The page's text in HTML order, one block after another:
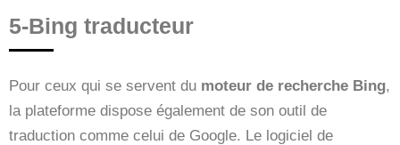
5-Bing traducteur
Pour ceux qui se servent du moteur de recherche Bing,
la plateforme dispose également de son outil de
traduction comme celui de Google. Le logiciel de